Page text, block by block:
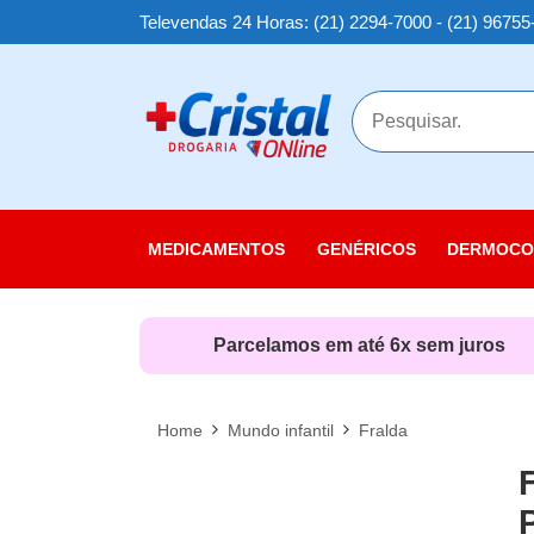
Televendas 24 Horas: (21) 2294-7000 - (21)
MEDICAMENTOS GENÉRICOS
Cuidados
Parcelamos em até 6x sem juros
Home Mundo infantil Fralda